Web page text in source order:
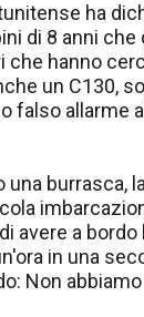
ha
di 8 anni
che hanno
un C130,
falso allarme
burrasca,
avere a
in una
Non abbiamo